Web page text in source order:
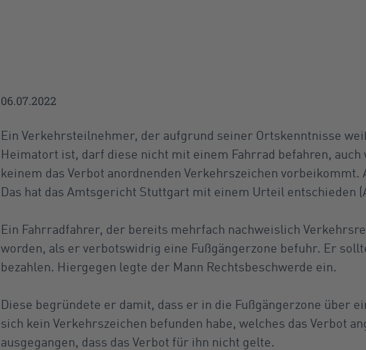
06.07.2022
Ein Verkehrsteilnehmer, der aufgrund seiner Ortskenntnisse
Heimatort ist, darf diese nicht mit einem Fahrrad befahren,
keinem das Verbot anordnenden Verkehrszeichen
Das hat das Amtsgericht Stuttgart mit einem Urteil entschieden
Ein Fahrradfahrer, der bereits mehrfach nachweislich
worden, als er verbotswidrig eine Fußgängerzone befuhr. Er
bezahlen. Hiergegen legte der Mann Rechtsbeschwerde ein.
Diese begründete er damit, dass er in die Fußgängerzone über
sich kein Verkehrszeichen befunden habe, welches das Verbot
ausgegangen, dass das Verbot für ihn nicht gelte.